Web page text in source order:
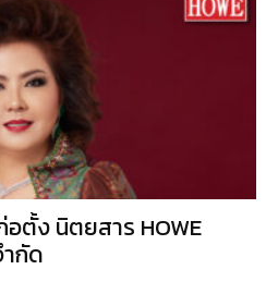
ตั้ง นิตยสาร HOWE
กัด